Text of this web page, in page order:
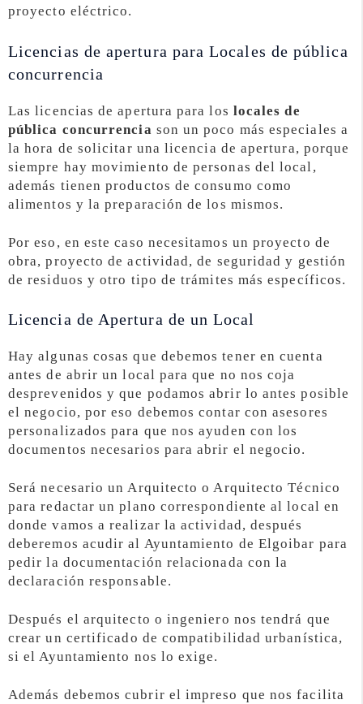
proyecto eléctrico.
Licencias de apertura para Locales de pública
concurrencia
Las licencias de apertura para los locales de
pública concurrencia son un poco más especiales a
la hora de solicitar una licencia de apertura, porque
siempre hay movimiento de personas del local,
además tienen productos de consumo como
alimentos y la preparación de los mismos.
Por eso, en este caso necesitamos un proyecto de
obra, proyecto de actividad, de seguridad y gestión
de residuos y otro tipo de trámites más específicos.
Licencia de Apertura de un Local
Hay algunas cosas que debemos tener en cuenta
antes de abrir un local para que no nos coja
desprevenidos y que podamos abrir lo antes posible
el negocio, por eso debemos contar con asesores
personalizados para que nos ayuden con los
documentos necesarios para abrir el negocio.
Será necesario un Arquitecto o Arquitecto Técnico
para redactar un plano correspondiente al local en
donde vamos a realizar la actividad, después
deberemos acudir al Ayuntamiento de Elgoibar para
pedir la documentación relacionada con la
declaración responsable.
Después el arquitecto o ingeniero nos tendrá que
crear un certificado de compatibilidad urbanística,
si el Ayuntamiento nos lo exige.
Además debemos cubrir el impreso que nos facilita